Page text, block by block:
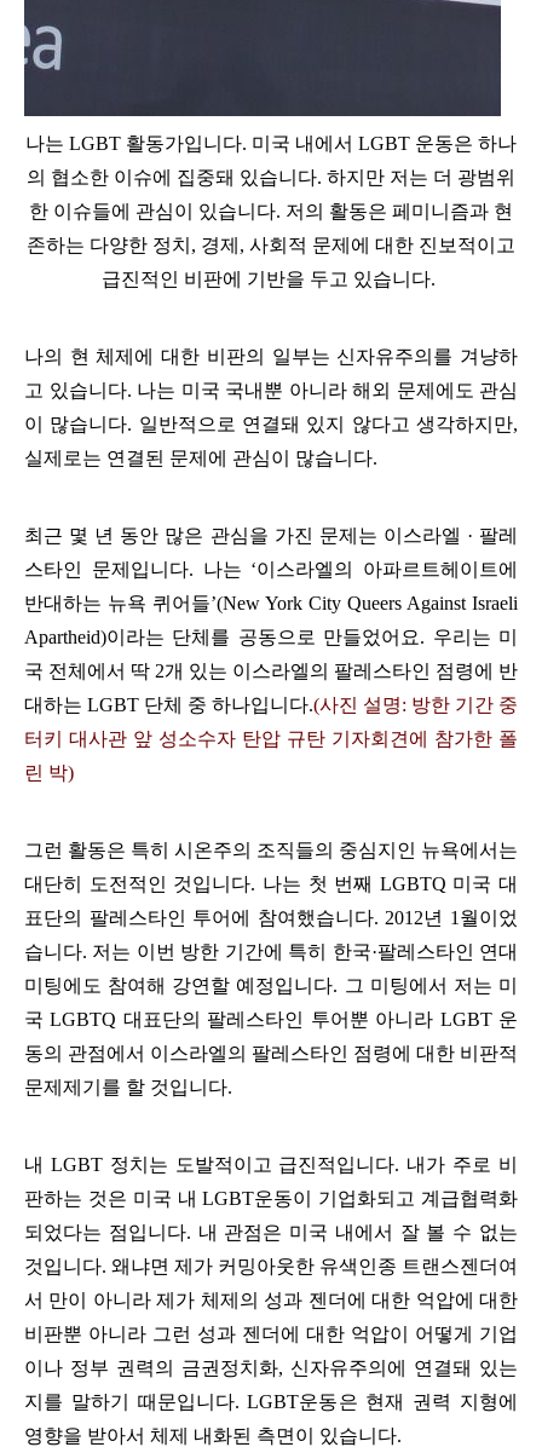
나는 LGBT 활동가입니다. 미국 내에서 LGBT 운동은 하나
의 협소한 이슈에 집중돼 있습니다. 하지만 저는 더 광범위
한 이슈들에 관심이 있습니다. 저의 활동은 페미니즘과 현
존하는 다양한 정치, 경제, 사회적 문제에 대한 진보적이고
급진적인 비판에 기반을 두고 있습니다.
나의 현 체제에 대한 비판의 일부는 신자유주의를 겨냥하
고 있습니다. 나는 미국 국내뿐 아니라 해외 문제에도 관심
이 많습니다. 일반적으로 연결돼 있지 않다고 생각하지만,
실제로는 연결된 문제에 관심이 많습니다.
최근 몇 년 동안 많은 관심을 가진 문제는 이스라엘 · 팔레
스타인 문제입니다. 나는 ‘이스라엘의 아파르트헤이트에
반대하는 뉴욕 퀴어들’(New York City Queers Against Israeli
Apartheid)이라는 단체를 공동으로 만들었어요. 우리는 미
국 전체에서 딱 2개 있는 이스라엘의 팔레스타인 점령에 반
대하는 LGBT 단체 중 하나입니다.(사진 설명: 방한 기간 중
터키 대사관 앞 성소수자 탄압 규탄 기자회견에 참가한 폴
린 박)
그런 활동은 특히 시온주의 조직들의 중심지인 뉴욕에서는
대단히 도전적인 것입니다. 나는 첫 번째 LGBTQ 미국 대
표단의 팔레스타인 투어에 참여했습니다. 2012년 1월이었
습니다. 저는 이번 방한 기간에 특히 한국·팔레스타인 연대
미팅에도 참여해 강연할 예정입니다. 그 미팅에서 저는 미
국 LGBTQ 대표단의 팔레스타인 투어뿐 아니라 LGBT 운
동의 관점에서 이스라엘의 팔레스타인 점령에 대한 비판적
문제제기를 할 것입니다.
내 LGBT 정치는 도발적이고 급진적입니다. 내가 주로 비
판하는 것은 미국 내 LGBT운동이 기업화되고 계급협력화
되었다는 점입니다. 내 관점은 미국 내에서 잘 볼 수 없는
것입니다. 왜냐면 제가 커밍아웃한 유색인종 트랜스젠더여
서 만이 아니라 제가 체제의 성과 젠더에 대한 억압에 대한
비판뿐 아니라 그런 성과 젠더에 대한 억압이 어떻게 기업
이나 정부 권력의 금권정치화, 신자유주의에 연결돼 있는
지를 말하기 때문입니다. LGBT운동은 현재 권력 지형에
영향을 받아서 체제 내화된 측면이 있습니다.